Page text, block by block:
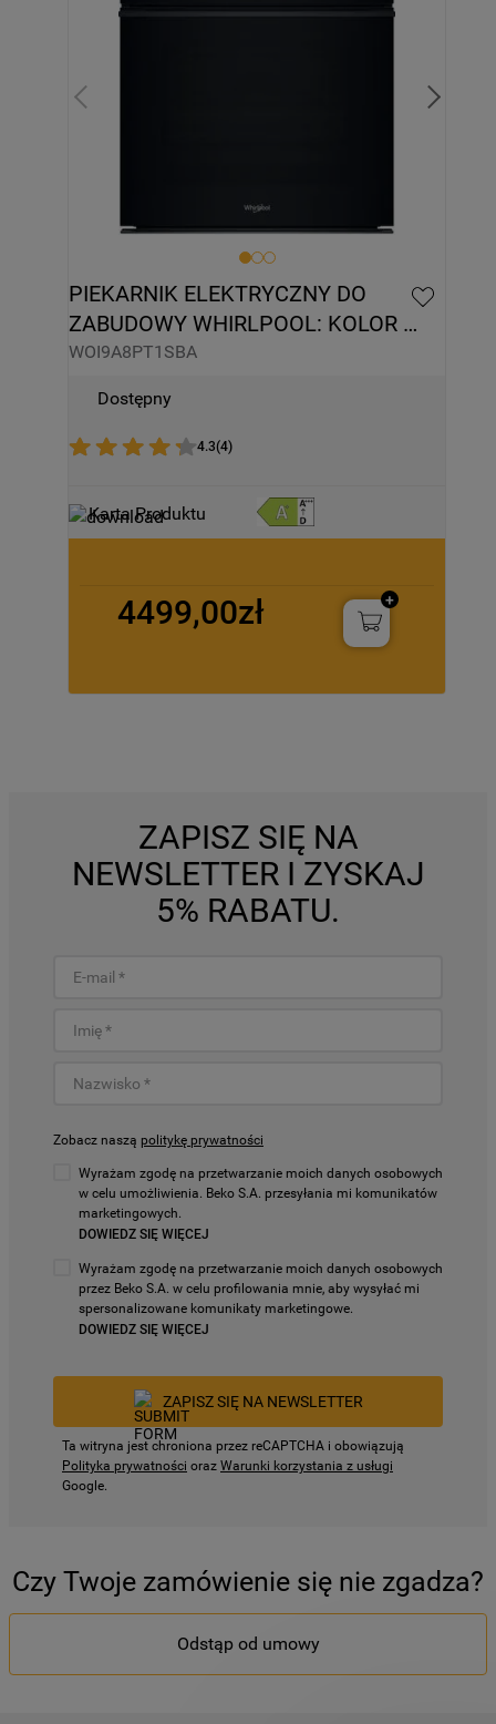
PIEKARNIK ELEKTRYCZNY DO
ZABUDOWY WHIRLPOOL: KOLOR
CZARNY - WOI9A8PT1SBA
WOI9A8PT1SBA
Dostępny
4.3(4)
Karta Produktu
4499,00zł
ZAPISZ SIĘ NA
NEWSLETTER I ZYSKAJ
5% RABATU.
Zobacz naszą politykę prywatności
Wyrażam zgodę na przetwarzanie moich danych osobowych
w celu umożliwienia. Beko S.A. przesyłania mi komunikatów
marketingowych.
DOWIEDZ SIĘ WIĘCEJ
Wyrażam zgodę na przetwarzanie moich danych osobowych
przez Beko S.A. w celu profilowania mnie, aby wysyłać mi
spersonalizowane komunikaty marketingowe.
DOWIEDZ SIĘ WIĘCEJ
ZAPISZ SIĘ NA NEWSLETTER
Ta witryna jest chroniona przez reCAPTCHA i obowiązują
Polityka prywatności oraz Warunki korzystania z usługi
Google.
Czy Twoje zamówienie się nie zgadza?
Odstąp od umowy